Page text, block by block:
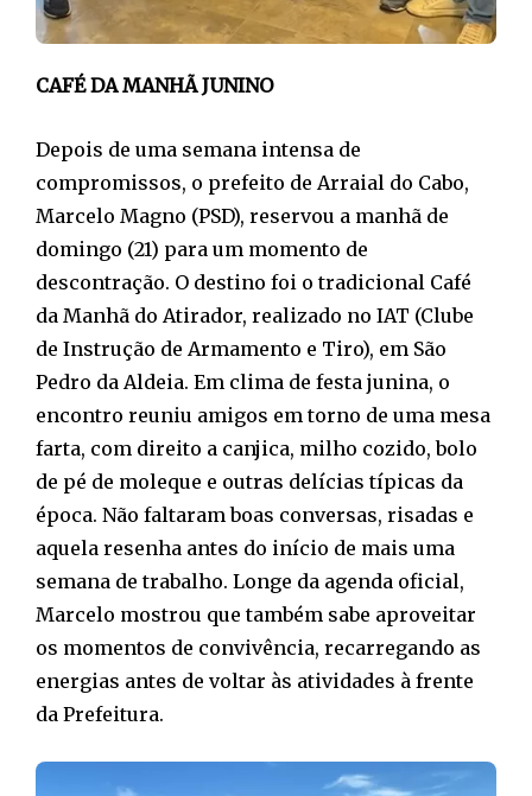
CAFÉ DA MANHÃ JUNINO
Depois de uma semana intensa de
compromissos, o prefeito de Arraial do Cabo,
Marcelo Magno (PSD), reservou a manhã de
domingo (21) para um momento de
descontração. O destino foi o tradicional Café
da Manhã do Atirador, realizado no IAT (Clube
de Instrução de Armamento e Tiro), em São
Pedro da Aldeia. Em clima de festa junina, o
encontro reuniu amigos em torno de uma mesa
farta, com direito a canjica, milho cozido, bolo
de pé de moleque e outras delícias típicas da
época. Não faltaram boas conversas, risadas e
aquela resenha antes do início de mais uma
semana de trabalho. Longe da agenda oficial,
Marcelo mostrou que também sabe aproveitar
os momentos de convivência, recarregando as
energias antes de voltar às atividades à frente
da Prefeitura.